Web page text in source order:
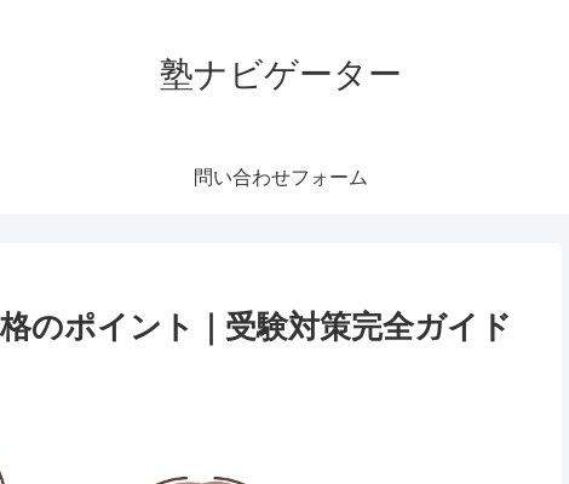
塾ナビゲーター
問い合わせフォーム
のポイント｜受験対策完全ガイド